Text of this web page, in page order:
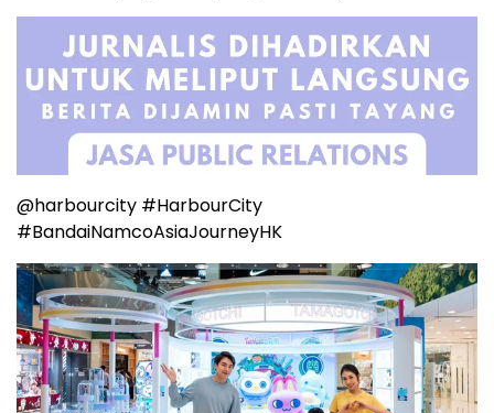
@harbourcity #HarbourCity
#BandaiNamcoAsiaJourneyHK